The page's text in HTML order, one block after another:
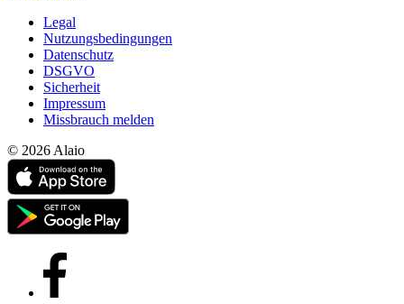
Legal
Nutzungsbedingungen
Datenschutz
DSGVO
Sicherheit
Impressum
Missbrauch melden
© 2026 Alaio